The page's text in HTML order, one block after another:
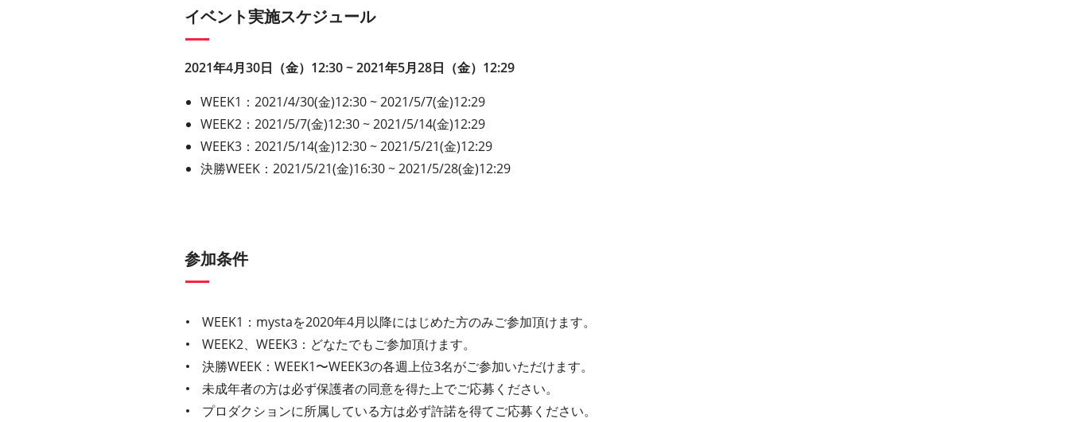
イベント実施スケジュール
2021年4月30日（金）12:30 ~ 2021年5月28日（金）12:29
WEEK1：2021/4/30(金)12:30 ~ 2021/5/7(金)12:29
WEEK2：2021/5/7(金)12:30 ~ 2021/5/14(金)12:29
WEEK3：2021/5/14(金)12:30 ~ 2021/5/21(金)12:29
決勝WEEK：2021/5/21(金)16:30 ~ 2021/5/28(金)12:29
参加条件
WEEK1：mystaを2020年4月以降にはじめた方のみご参加頂けます。
WEEK2、WEEK3：どなたでもご参加頂けます。
決勝WEEK：WEEK1〜WEEK3の各週上位3名がご参加いただけます。
未成年者の方は必ず保護者の同意を得た上でご応募ください。
プロダクションに所属している方は必ず許諾を得てご応募ください。